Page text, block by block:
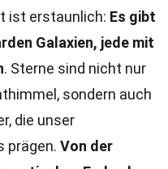
ist erstaunlich: Es gibt
Galaxien, jede mit
. Sterne sind nicht nur
sondern auch
die unser
prägen. Von der